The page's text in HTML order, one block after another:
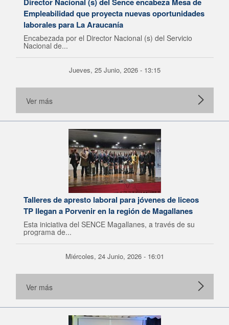
Empleabilidad que proyecta nuevas oportunidades
laborales para La Araucanía
Encabezada por el Director Nacional (s) del Servicio
Nacional de...
Jueves, 25 Junio, 2026 - 13:15
Ver más
Talleres de apresto laboral para jóvenes de liceos
TP llegan a Porvenir en la región de Magallanes
Esta iniciativa del SENCE Magallanes, a través de su
programa de...
Miércoles, 24 Junio, 2026 - 16:01
Ver más